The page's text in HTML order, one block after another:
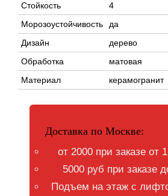
Стойкость
4
Морозоустойчивость
да
Дизайн
дерево
Обработка
матовая
Материал
керамогранит
Доставка по Москве:
от 2000 при заказе от
5000 руб при заказе
Подъем на этаж с